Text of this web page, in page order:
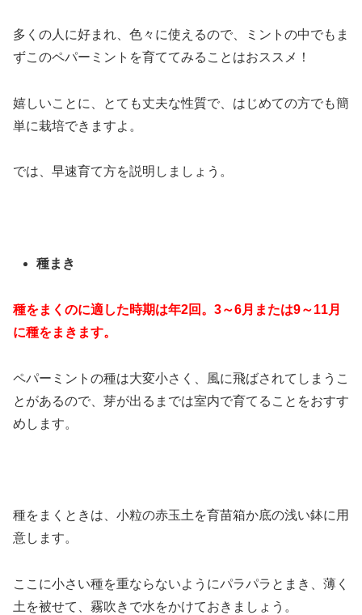
多くの人に好まれ、色々に使えるので、ミントの中でもま
ずこのペパーミントを育ててみることはおススメ！
嬉しいことに、とても丈夫な性質で、はじめての方でも簡
単に栽培できますよ。
では、早速育て方を説明しましょう。
種まき
種をまくのに適した時期は年2回。3～6月または9～11月
に種をまきます。
ペパーミントの種は大変小さく、風に飛ばされてしまうこ
とがあるので、芽が出るまでは室内で育てることをおすす
めします。
種をまくときは、小粒の赤玉土を育苗箱か底の浅い鉢に用
意します。
ここに小さい種を重ならないようにパラパラとまき、薄く
土を被せて、霧吹きで水をかけておきましょう。